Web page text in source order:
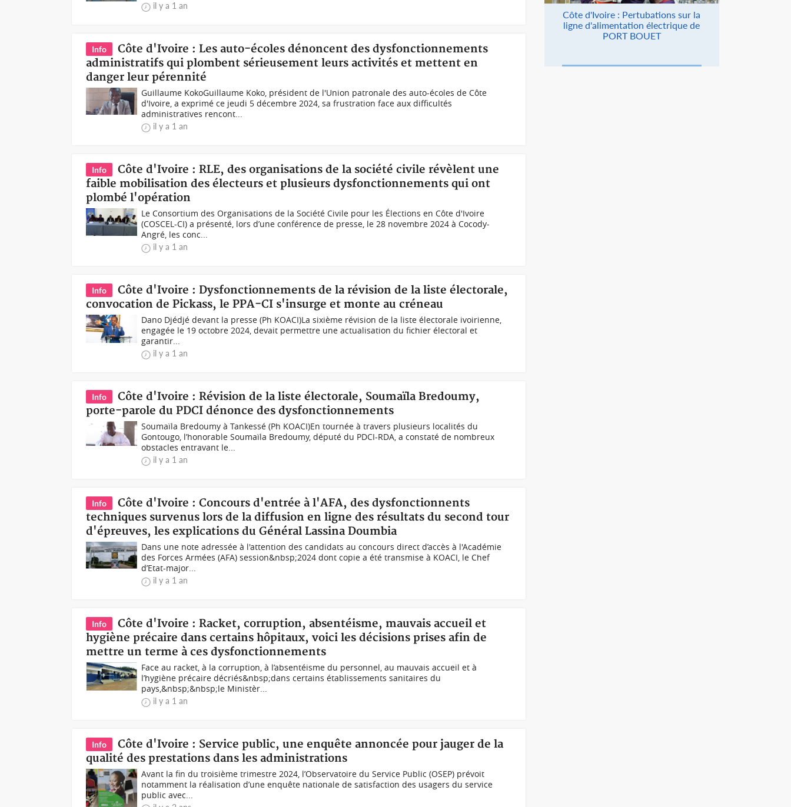
il y a 1 an
Info
Côte d'Ivoire : Les auto-écoles dénoncent des dysfonctionnements
administratifs qui plombent sérieusement leurs activités et mettent en
danger leur pérennité
Guillaume KokoGuillaume Koko, président de l'Union patronale des auto-écoles de Côte
d'Ivoire, a exprimé ce jeudi 5 décembre 2024, sa frustration face aux difficultés
administratives rencont...
il y a 1 an
Info
Côte d'Ivoire : RLE, des organisations de la société civile révèlent une
faible mobilisation des électeurs et plusieurs dysfonctionnements qui ont
plombé l'opération
Le Consortium des Organisations de la Société Civile pour les Élections en Côte d'Ivoire
(COSCEL-CI) a présenté, lors d’une conférence de presse, le 28 novembre 2024 à Cocody-
Angré, les conc...
il y a 1 an
Info
Côte d'Ivoire : Dysfonctionnements de la révision de la liste électorale,
convocation de Pickass, le PPA-CI s'insurge et monte au créneau
Dano Djédjé devant la presse (Ph KOACI)La sixième révision de la liste électorale ivoirienne,
engagée le 19 octobre 2024, devait permettre une actualisation du fichier électoral et
garantir...
il y a 1 an
Info
Côte d'Ivoire : Révision de la liste électorale, Soumaïla Bredoumy,
porte-parole du PDCI dénonce des dysfonctionnements
Soumaïla Bredoumy à Tankessé (Ph KOACI)En tournée à travers plusieurs localités du
Gontougo, l’honorable Soumaïla Bredoumy, député du PDCI-RDA, a constaté de nombreux
obstacles entravant le...
il y a 1 an
Info
Côte d'Ivoire : Concours d'entrée à l'AFA, des dysfonctionnents
techniques survenus lors de la diffusion en ligne des résultats du second tour
d'épreuves, les explications du Général Lassina Doumbia
Dans une note adressée à l'attention des candidats au concours direct d’accès à l'Académie
des Forces Armées (AFA) session&nbsp;2024 dont copie a été transmise à KOACI, le Chef
d’Etat-major...
il y a 1 an
Info
Côte d'Ivoire : Racket, corruption, absentéisme, mauvais accueil et
hygiène précaire dans certains hôpitaux, voici les décisions prises afin de
mettre un terme à ces dysfonctionnements
Face au racket, à la corruption, à l’absentéisme du personnel, au mauvais accueil et à
l’hygiène précaire décriés&nbsp;dans certains établissements sanitaires du
pays,&nbsp;&nbsp;le Ministèr...
il y a 1 an
Info
Côte d'Ivoire : Service public, une enquête annoncée pour jauger de la
qualité des prestations dans les administrations
Avant la fin du troisième trimestre 2024, l’Observatoire du Service Public (OSEP) prévoit
notamment la réalisation d’une enquête nationale de satisfaction des usagers du service
public avec...
Côte d'Ivoire : Pertubations sur la
ligne d'alimentation électrique de
PORT BOUET